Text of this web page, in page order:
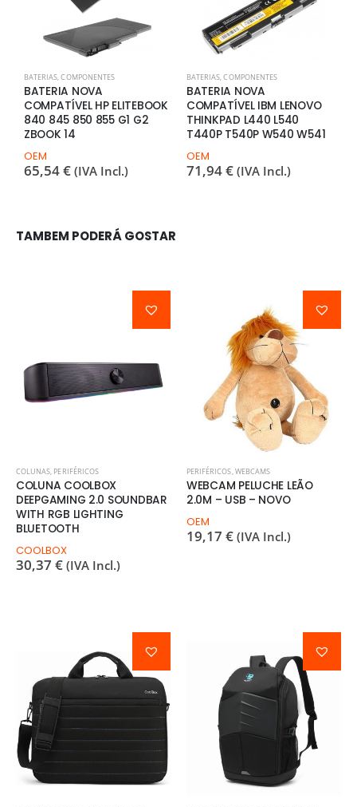
BATERIAS,COMPONENTES
BATERIA NOVA
COMPATÍVEL HP ELITEBOOK
840 845 850 855 G1 G2
ZBOOK 14
OEM
65,54€ (IVA Incl.)
BATERIAS,COMPONENTES
BATERIA NOVA
COMPATÍVEL IBM LENOVO
THINKPAD L440 L540
T440P T540P W540 W541
OEM
71,94€ (IVA Incl.)
TAMBEM PODERÁ GOSTAR
COLUNAS, PERIFÉRICOS
COLUNA COOLBOX
DEEPGAMING 2.0 SOUNDBAR
WITH RGB LIGHTING
BLUETOOTH
COOLBOX
30,37 € (IVA Incl.)
PERIFÉRICOS,WEBCAMS
WEBCAM PELUCHE LEÃO
2.0M – USB – NOVO
OEM
19,17 € (IVA Incl.)